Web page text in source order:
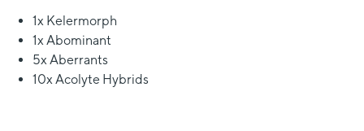
1x Kelermorph
1x Abominant
5x Aberrants
10x Acolyte Hybrids